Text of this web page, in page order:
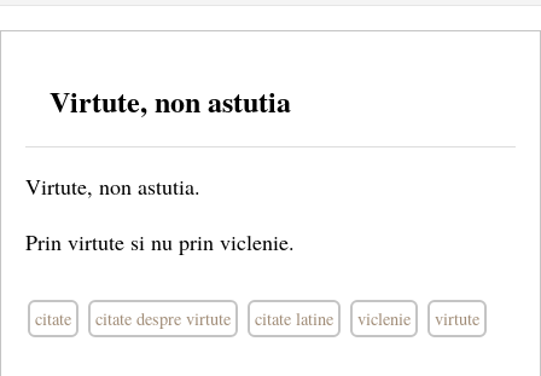
Virtute, non astutia
Virtute, non astutia.
Prin virtute si nu prin viclenie.
citate citate despre virtute citate latine viclenie virtute